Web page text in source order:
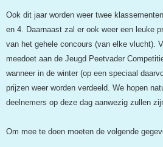
Ook dit jaar worden weer twee
en 4. Daarnaast zal er ook weer een leuke
van het gehele concours (van elke vlucht).
meedoet aan de Jeugd Peetvader
wanneer in de winter (op een speciaal
prijzen weer worden verdeeld. We hopen
deelnemers op deze dag aanwezig zullen
Om mee te doen moeten de volgende